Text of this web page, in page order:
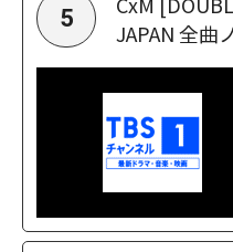
5
JAPAN 全曲